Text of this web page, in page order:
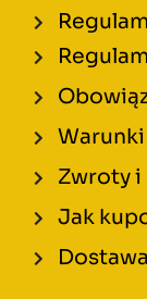
Zwroty i
Jak